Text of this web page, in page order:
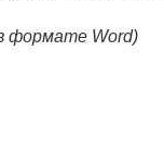
формате Word)